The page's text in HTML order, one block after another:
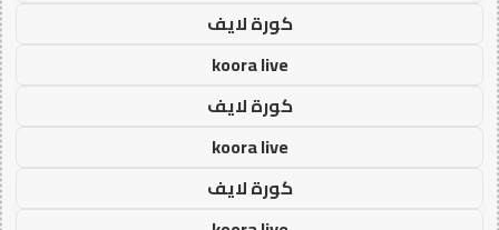
كورة لايف
koora live
كورة لايف
koora live
كورة لايف